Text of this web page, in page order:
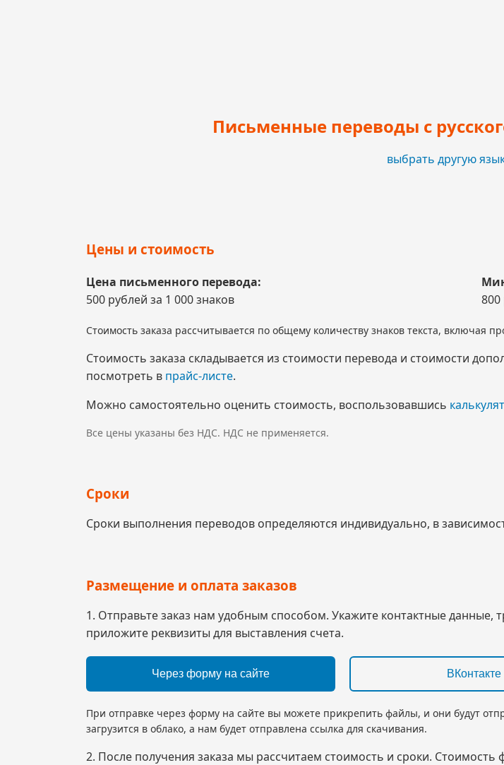
Письменные переводы с
выбрать другую
Цены и стоимость
Цена письменного перевода:
500 рублей за 1 000 знаков
800
Стоимость заказа рассчитывается по общему количеству знаков текста, включая
Стоимость заказа складывается из стоимости перевода и стоимости
посмотреть в прайс-листе.
Можно самостоятельно оценить стоимость, воспользовавшись
Все цены указаны без НДС. НДС не применяется.
Сроки
Сроки выполнения переводов определяются индивидуально, в
Размещение и оплата заказов
1. Отправьте заказ нам удобным способом. Укажите контактные
приложите реквизиты для выставления счета.
Через форму на сайте ВКонтакте
При отправке через форму на сайте вы можете прикрепить файлы, и они будут
загрузится в облако, а нам будет отправлена ссылка для скачивания.
2. После получения заказа мы рассчитаем стоимость и сроки.